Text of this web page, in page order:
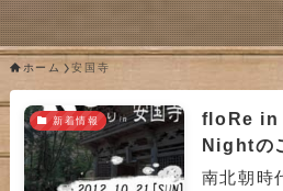
ホーム 安国寺
新着情報
floRe in
Nightの
南北朝時